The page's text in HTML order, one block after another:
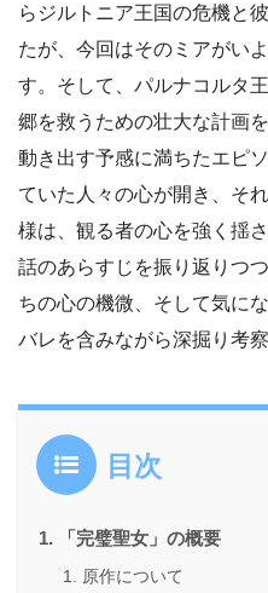
らジルトニア王国の危機と
たが、今回はそのミアがい
す。そして、パルナコルタ
郷を救うための壮大な計画
動き出す予感に満ちたエピ
ていた人々の心が開き、そ
様は、観る者の心を強く揺
話のあらすじを振り返りつ
ちの心の機微、そして気に
バレを含みながら深掘り考
目次
「完璧聖女」の概要
原作について